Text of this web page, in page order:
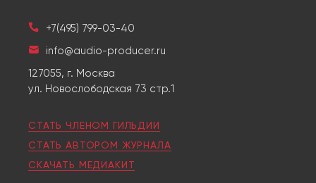
+7(495) 799-03-40
info@audio-producer.ru
127055, г. Москва
ул. Новослободская 73 стр.1
СТАТЬ ЧЛЕНОМ ГИЛЬДИИ
СТАТЬ АВТОРОМ ЖУРНАЛА
СКАЧАТЬ МЕДИАКИТ